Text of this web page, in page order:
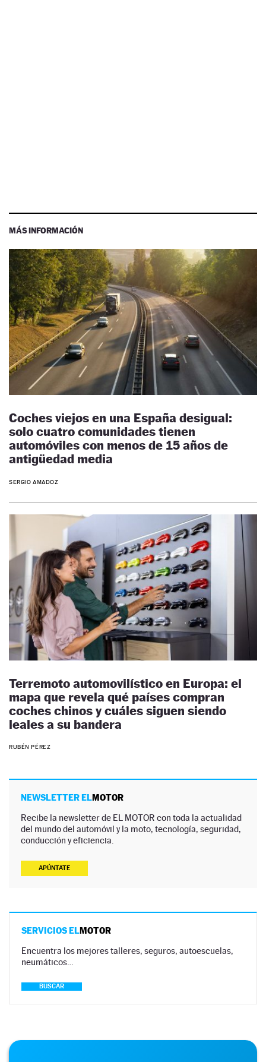
MÁS INFORMACIÓN
Coches viejos en una España desigual:
solo cuatro comunidades tienen
automóviles con menos de 15 años de
antigüedad media
SERGIO AMADOZ
Terremoto automovilístico en Europa: el
mapa que revela qué países compran
coches chinos y cuáles siguen siendo
leales a su bandera
RUBÉN PÉREZ
NEWSLETTER ELMOTOR
Recibe la newsletter de EL MOTOR con toda la actualidad
del mundo del automóvil y la moto, tecnología, seguridad,
conducción y eficiencia.
APÚNTATE
SERVICIOS ELMOTOR
Encuentra los mejores talleres, seguros, autoescuelas,
neumáticos…
BUSCAR